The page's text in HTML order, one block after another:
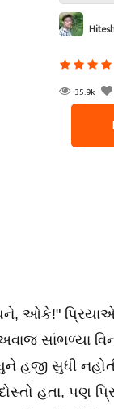
35.9k
ઓકે!"
સાંભળ્યા
હજી સુધી
હતા, પણ